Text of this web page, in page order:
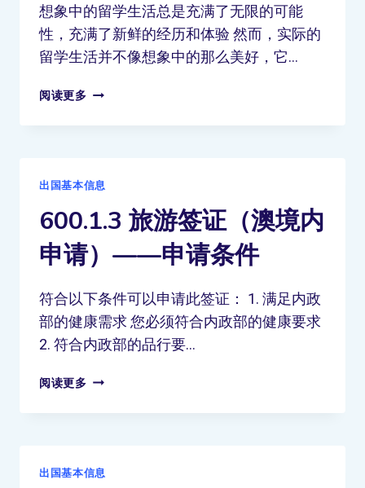
想象中的留学生活总是充满了无限的可能
性，充满了新鲜的经历和体验 然而，实际的
留学生活并不像想象中的那么美好，它…
阅读更多
出国基本信息
600.1.3 旅游签证（澳境内
申请）——申请条件
符合以下条件可以申请此签证： 1. 满足内政
部的健康需求 您必须符合内政部的健康要求
2. 符合内政部的品行要…
阅读更多
出国基本信息